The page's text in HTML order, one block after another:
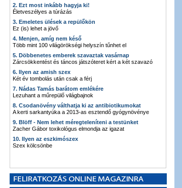
2. Ezt most inkább hagyja ki!
Életveszélyes a túrázás
3. Emeletes ülések a repülőkön
Ez (is) lehet a jövő
4. Menjen, amíg nem késő
Több mint 100 világörökségi helyszín tűnhet el
5. Döbbenetes emberek szavaztak vasárnap
Zárcsökkentést és táncos játszóteret kért a két szavazó
6. Ilyen az amish szex
Két év tombolás után csak a férj
7. Nádas Tamás barátom emlékére
Lezuhant a műrepülő világbajnok
8. Csodanövény válthatja ki az antibiotikumokat
A kerti sarkantyúka a 2013-as esztendő gyógynövénye
9. Blöff - Nem lehet méregteleníteni a testünket
Zacher Gábor toxikológus elmondja az igazat
10. Ilyen az eszkimószex
Szex kölcsönbe